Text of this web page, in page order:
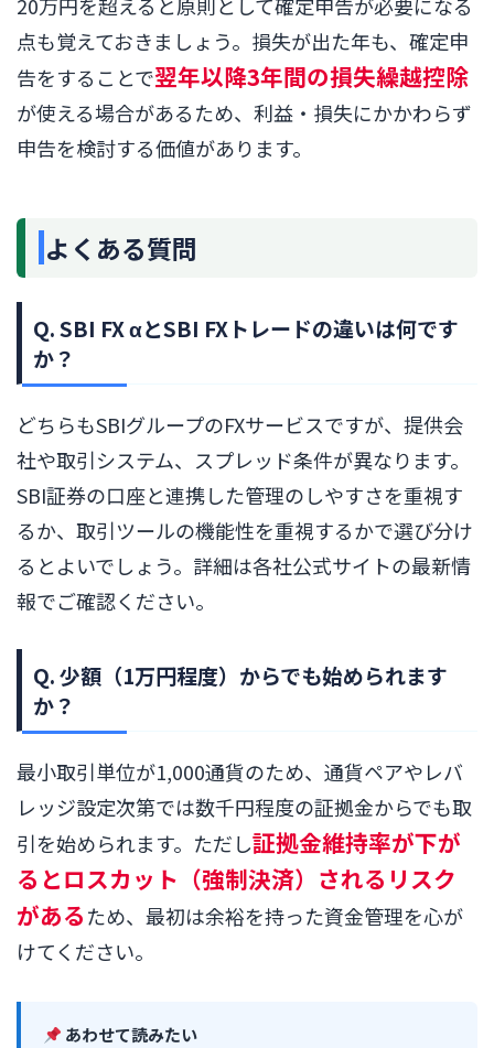
点も覚えておきましょう。損失が出た年も、確定申
告をすることで翌年以降3年間の損失繰越控除
が使える場合があるため、利益・損失にかかわらず
申告を検討する価値があります。
よくある質問
Q. SBI FX αとSBI FXトレードの違いは何です
か？
どちらもSBIグループのFXサービスですが、提供会
社や取引システム、スプレッド条件が異なります。
SBI証券の口座と連携した管理のしやすさを重視す
るか、取引ツールの機能性を重視するかで選び分け
るとよいでしょう。詳細は各社公式サイトの最新情
報でご確認ください。
Q. 少額（1万円程度）からでも始められます
か？
最小取引単位が1,000通貨のため、通貨ペアやレバ
レッジ設定次第では数千円程度の証拠金からでも取
引を始められます。ただし証拠金維持率が下が
るとロスカット（強制決済）されるリスク
があるため、最初は余裕を持った資金管理を心が
けてください。
あわせて読みたい